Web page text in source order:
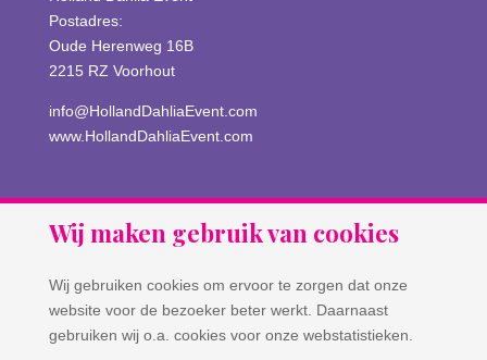
Postadres:
Oude Herenweg 16B
2215 RZ Voorhout
info@HollandDahliaEvent.com
www.HollandDahliaEvent.com
Wij maken gebruik van cookies
Wij gebruiken cookies om ervoor te zorgen dat onze
website voor de bezoeker beter werkt. Daarnaast
gebruiken wij o.a. cookies voor onze webstatistieken.